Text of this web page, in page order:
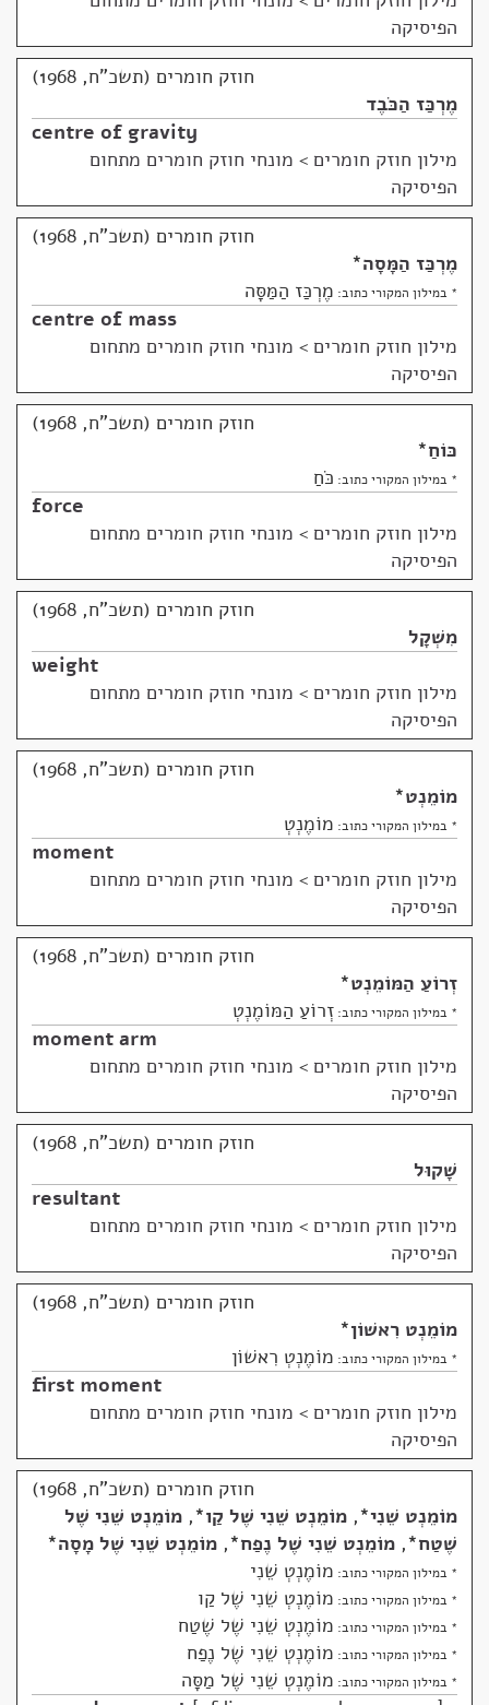
הפיסיקה
חוזק חומרים (תשכ"ח, 1968)
מֶרְכַּז הַכֹּבֶד
centre of gravity
מילון חוזק חומרים > מונחי חוזק חומרים מתחום
הפיסיקה
חוזק חומרים (תשכ"ח, 1968)
מֶרְכַּז הַמָּסָה*
* במילון המקורי כתוב: מֶרְכַּז הַמַּסָּה
centre of mass
מילון חוזק חומרים > מונחי חוזק חומרים מתחום
הפיסיקה
חוזק חומרים (תשכ"ח, 1968)
כּוֹחַ*
* במילון המקורי כתוב: כֹּחַ
force
מילון חוזק חומרים > מונחי חוזק חומרים מתחום
הפיסיקה
חוזק חומרים (תשכ"ח, 1968)
מִשְׁקָל
weight
מילון חוזק חומרים > מונחי חוזק חומרים מתחום
הפיסיקה
חוזק חומרים (תשכ"ח, 1968)
מוֹמֵנְט*
* במילון המקורי כתוב: מוֹמֶנְטְ
moment
מילון חוזק חומרים > מונחי חוזק חומרים מתחום
הפיסיקה
חוזק חומרים (תשכ"ח, 1968)
זְרוֹעַ הַמּוֹמֵנְט*
* במילון המקורי כתוב: זְרוֹעַ הַמּוֹמֶנְטְ
moment arm
מילון חוזק חומרים > מונחי חוזק חומרים מתחום
הפיסיקה
חוזק חומרים (תשכ"ח, 1968)
שָׁקוּל
resultant
מילון חוזק חומרים > מונחי חוזק חומרים מתחום
הפיסיקה
חוזק חומרים (תשכ"ח, 1968)
מוֹמֵנְט רִאשׁוֹן*
* במילון המקורי כתוב: מוֹמֶנְטְ רִאשׁוֹן
first moment
מילון חוזק חומרים > מונחי חוזק חומרים מתחום
הפיסיקה
חוזק חומרים (תשכ"ח, 1968)
מוֹמֵנְט שֵׁנִי*
, מוֹמֵנְט שֵׁנִי שֶׁל קַו*
, מוֹמֵנְט שֵׁנִי שֶׁל
שֶׁטַח*
, מוֹמֵנְט שֵׁנִי שֶׁל נֶפַח*
, מוֹמֵנְט שֵׁנִי שֶׁל מָסָה*
* במילון המקורי כתוב: מוֹמֶנְטְ שֵׁנִי
* במילון המקורי כתוב: מוֹמֶנְטְ שֵׁנִי שֶׁל קַו
* במילון המקורי כתוב: מוֹמֶנְטְ שֵׁנִי שֶׁל שֶׁטַח
* במילון המקורי כתוב: מוֹמֶנְטְ שֵׁנִי שֶׁל נֶפַח
* במילון המקורי כתוב: מוֹמֶנְטְ שֵׁנִי שֶׁל מַסָּה